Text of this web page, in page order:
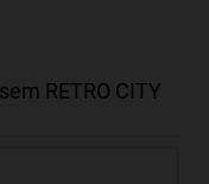
RETRO CITY